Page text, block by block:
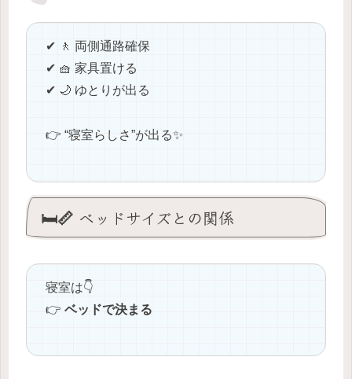
✔ 🚶 両側通路確保
✔ 🧺 家具置ける
✔ 🌙 ゆとりが出る
👉 “寝室らしさ”が出る✨
🛏️📏 ベッドサイズとの関係
寝室は👇
👉 ベッドで決まる